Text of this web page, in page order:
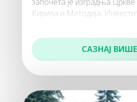
130
Кирила и Методија.
САЗНАЈ ВИШЕ